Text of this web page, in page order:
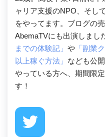
ャリア支援のNPO、そして
をやってます。ブログの
AbemaTVにも出演しまし
までの体験記」 や 「副業
以上稼ぐ方法」 なども公開
やっている方へ、期間限
す！